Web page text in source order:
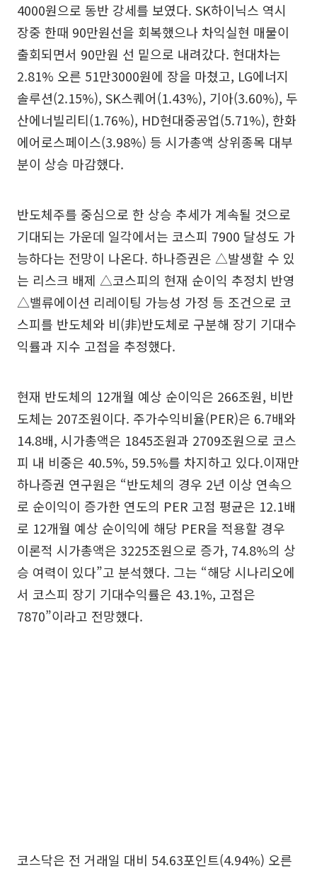
4000원으로 동반 강세를 보였다. SK하이닉스 역시
장중 한때 90만원선을 회복했으나 차익실현 매물이
출회되면서 90만원 선 밑으로 내려갔다. 현대차는
2.81% 오른 51만3000원에 장을 마쳤고, LG에너지
솔루션(2.15%), SK스퀘어(1.43%), 기아(3.60%), 두
산에너빌리티(1.76%), HD현대중공업(5.71%), 한화
에어로스페이스(3.98%) 등 시가총액 상위종목 대부
분이 상승 마감했다.
반도체주를 중심으로 한 상승 추세가 계속될 것으로
기대되는 가운데 일각에서는 코스피 7900 달성도 가
능하다는 전망이 나온다. 하나증권은 △발생할 수 있
는 리스크 배제 △코스피의 현재 순이익 추정치 반영
△밸류에이션 리레이팅 가능성 가정 등 조건으로 코
스피를 반도체와 비(非)반도체로 구분해 장기 기대수
익률과 지수 고점을 추정했다.
현재 반도체의 12개월 예상 순이익은 266조원, 비반
도체는 207조원이다. 주가수익비율(PER)은 6.7배와
14.8배, 시가총액은 1845조원과 2709조원으로 코스
피 내 비중은 40.5%, 59.5%를 차지하고 있다.이재만
하나증권 연구원은 “반도체의 경우 2년 이상 연속으
로 순이익이 증가한 연도의 PER 고점 평균은 12.1배
로 12개월 예상 순이익에 해당 PER을 적용할 경우
이론적 시가총액은 3225조원으로 증가, 74.8%의 상
승 여력이 있다”고 분석했다. 그는 “해당 시나리오에
서 코스피 장기 기대수익률은 43.1%, 고점은
7870”이라고 전망했다.
코스닥은 전 거래일 대비 54.63포인트(4.94%) 오른